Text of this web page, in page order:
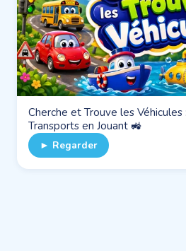
Cherche et Trouve les
Transports en Jouant 🚜
► Regarder